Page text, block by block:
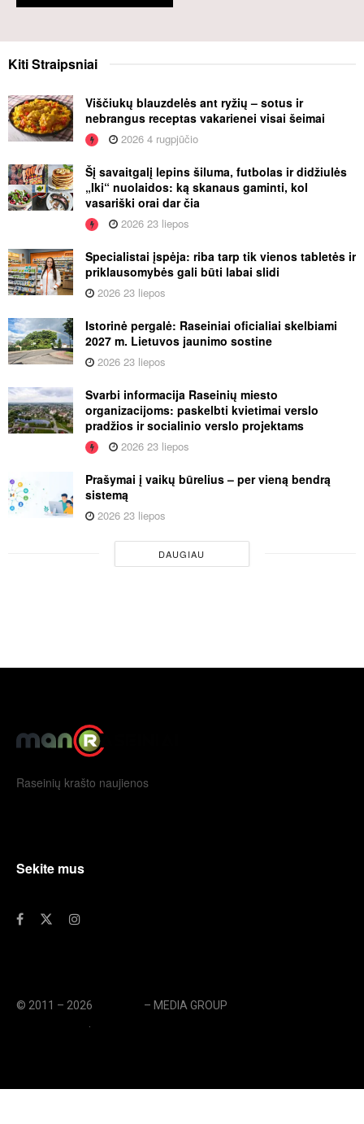
KitiStraipsniai
Viščiukų blauzdelės ant ryžių – sotus ir
nebrangus receptas vakarienei visai šeimai
2026 4 rugpjūčio
Šį savaitgalį lepins šiluma, futbolas ir didžiulės
„Iki“ nuolaidos: ką skanaus gaminti, kol
vasariški orai dar čia
2026 23 liepos
Specialistai įspėja: riba tarp tik vienos tabletės ir
priklausomybės gali būti labai slidi
2026 23 liepos
Istorinė pergalė: Raseiniai oficialiai skelbiami
2027 m. Lietuvos jaunimo sostine
2026 23 liepos
Svarbi informacija Raseinių miesto
organizacijoms: paskelbti kvietimai verslo
pradžios ir socialinio verslo projektams
2026 23 liepos
Prašymai į vaikų būrelius – per vieną bendrą
sistemą
2026 23 liepos
DAUGIAU
Raseinių krašto naujienos
Sekite mus
© 2011 – 2026 – MEDIA GROUP